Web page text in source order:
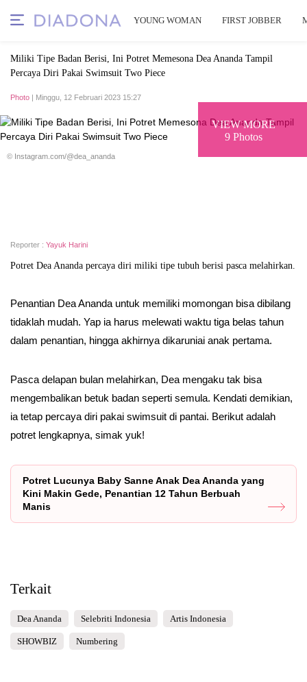
YOUNG WOMAN FIRST JOBBER
Miliki Tipe Badan Berisi, Ini Potret Memesona Dea Ananda Tampil
Percaya Diri Pakai Swimsuit Two Piece
Photo | Minggu, 12 Februari 2023 15:27
VIEW MORE
9 Photos
© Instagram.com/@dea_ananda
Reporter : Yayuk Harini
Potret Dea Ananda percaya diri miliki tipe tubuh berisi pasca melahirkan.
Penantian Dea Ananda untuk memiliki momongan bisa dibilang
tidaklah mudah. Yap ia harus melewati waktu tiga belas tahun
dalam penantian, hingga akhirnya dikaruniai anak pertama.
Pasca delapan bulan melahirkan, Dea mengaku tak bisa
mengembalikan betuk badan seperti semula. Kendati demikian,
ia tetap percaya diri pakai swimsuit di pantai. Berikut adalah
potret lengkapnya, simak yuk!
Potret Lucunya Baby Sanne Anak Dea Ananda yang
Kini Makin Gede, Penantian 12 Tahun Berbuah
Manis
Terkait
Dea Ananda Selebriti Indonesia Artis Indonesia
SHOWBIZ Numbering